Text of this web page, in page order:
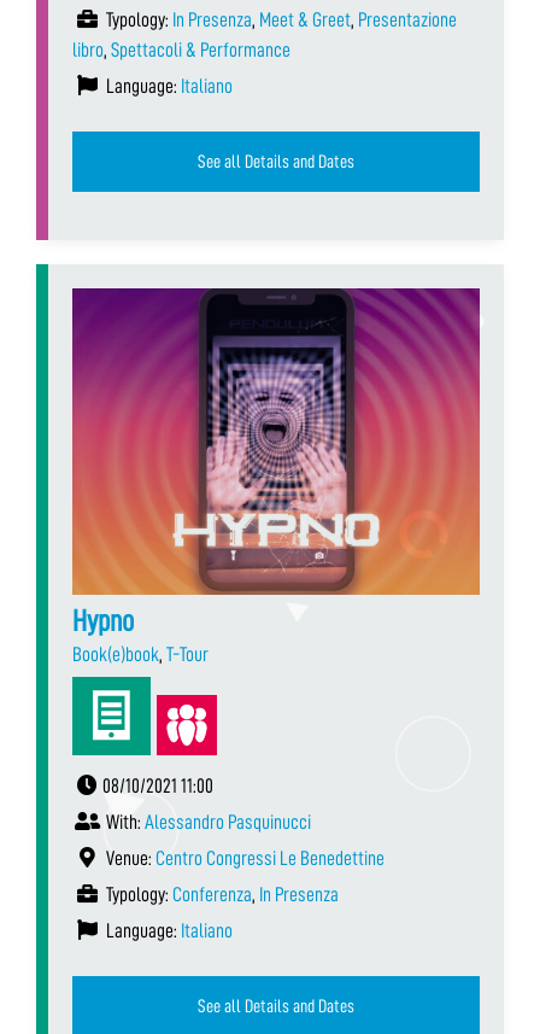
Typology: In Presenza, Meet & Greet, Presentazione
libro, Spettacoli & Performance
Language: Italiano
See all Details and Dates
Hypno
Book(e)book, T-Tour
08/10/2021 11:00
With: Alessandro Pasquinucci
Venue: Centro Congressi Le Benedettine
Typology: Conferenza, In Presenza
Language: Italiano
See all Details and Dates